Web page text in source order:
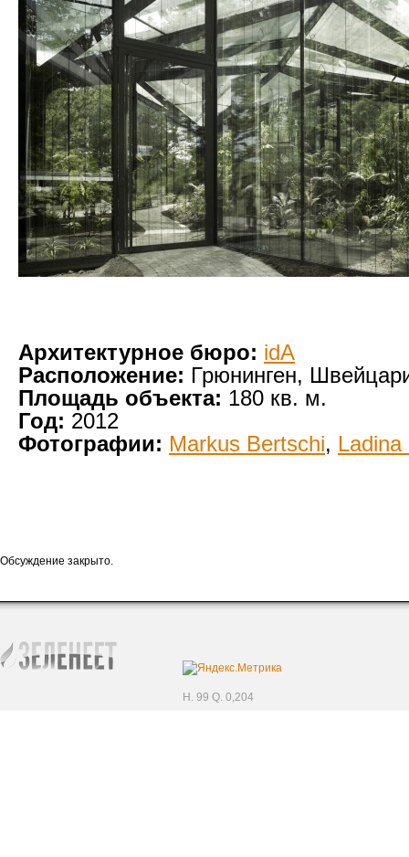
Архитектурное бюро: idA
Расположение: Грюнинген,
Площадь объекта: 180 кв. м.
Год: 2012
Фотографии: Markus Bertschi,
Обсуждение закрыто.
H. 99 Q. 0,204